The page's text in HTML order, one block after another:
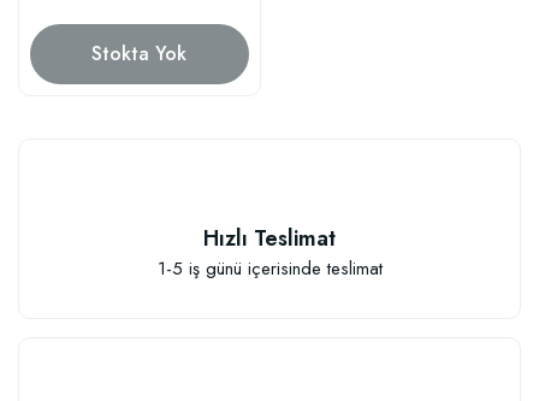
Stokta Yok
Hızlı Teslimat
1-5 iş günü içerisinde teslimat